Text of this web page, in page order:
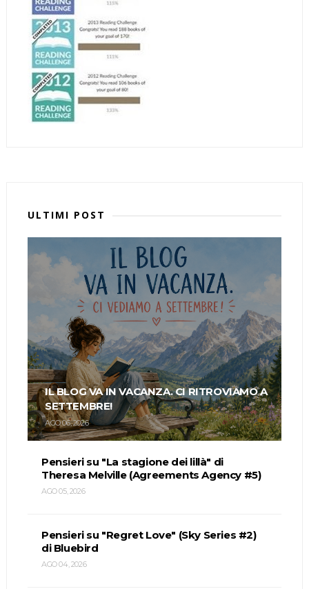
ULTIMI POST
IL BLOG VA IN VACANZA. CI RITROVIAMO A
SETTEMBRE!
AGO 06, 2026
Pensieri su "La stagione dei lillà" di
Theresa Melville (Agreements Agency #5)
AGO 05, 2026
Pensieri su "Regret Love" (Sky Series #2)
di Bluebird
AGO 04, 2026